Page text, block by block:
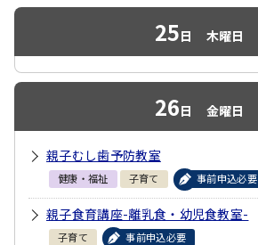
25日 木曜日
26日 金曜日
親子むし歯予防教室
健康・福祉 子育て 事前申込必要
親子食育講座-離乳食・幼児食教室-
子育て 事前申込必要